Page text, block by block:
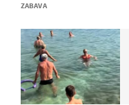
ZABAVA